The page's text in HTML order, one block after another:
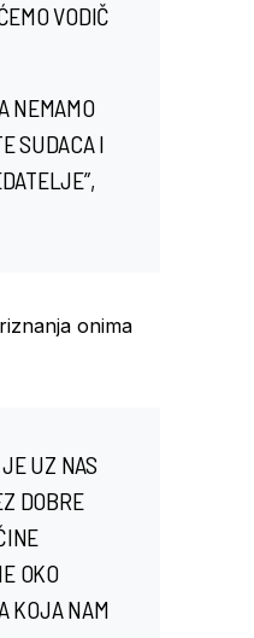
VODIČ
NEMAMO
SUDACA I
onima
UZ NAS
DOBRE
OKO
KOJA NAM